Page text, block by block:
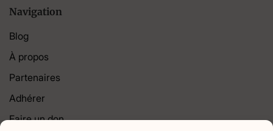
Navigation
Blog
À propos
Partenaires
Adhérer
Faire un don